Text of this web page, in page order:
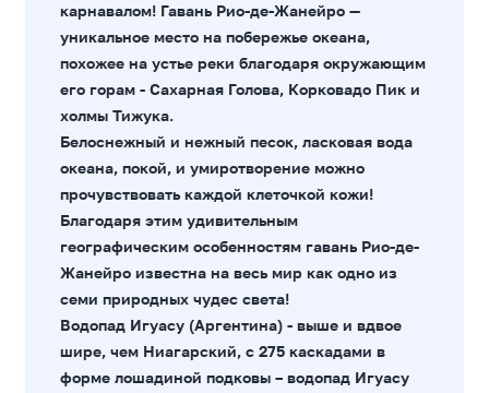
карнавалом! Гавань Рио-де-Жанейро —
уникальное место на побережье океана,
похожее на устье реки благодаря окружающим
его горам - Сахарная Голова, Корковадо Пик и
холмы Тижука.
Белоснежный и нежный песок, ласковая вода
океана, покой, и умиротворение можно
прочувствовать каждой клеточкой кожи!
Благодаря этим удивительным
географическим особенностям гавань Рио-де-
Жанейро известна на весь мир как одно из
семи природных чудес света!
Водопад Игуасу (Аргентина) - выше и вдвое
шире, чем Ниагарский, с 275 каскадами в
форме лошадиной подковы – водопад Игуасу